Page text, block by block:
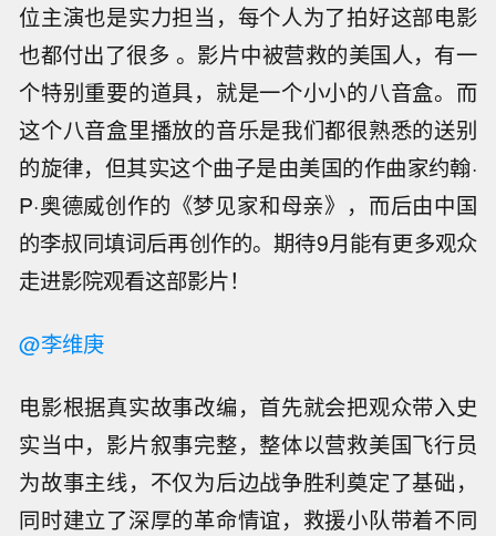
位主演也是实力担当，每个人为了拍好这部电影
也都付出了很多 。影片中被营救的美国人，有一
个特别重要的道具，就是一个小小的八音盒。而
这个八音盒里播放的音乐是我们都很熟悉的送别
的旋律，但其实这个曲子是由美国的作曲家约翰·
P·奥德威创作的《梦见家和母亲》，而后由中国
的李叔同填词后再创作的。期待9月能有更多观众
走进影院观看这部影片！
@李维庚
电影根据真实故事改编，首先就会把观众带入史
实当中，影片叙事完整，整体以营救美国飞行员
为故事主线，不仅为后边战争胜利奠定了基础，
同时建立了深厚的革命情谊，救援小队带着不同